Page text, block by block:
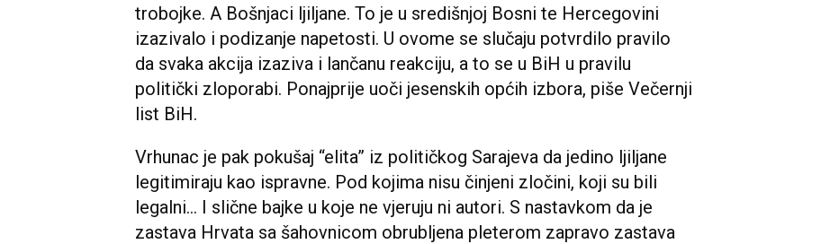
trobojke. A Bošnjaci ljiljane. To je u središnjoj Bosni te Hercegovini
izazivalo i podizanje napetosti. U ovome se slučaju potvrdilo pravilo
da svaka akcija izaziva i lančanu reakciju, a to se u BiH u pravilu
politički zloporabi. Ponajprije uoči jesenskih općih izbora, piše Večernji
list BiH.
Vrhunac je pak pokušaj “elita” iz političkog Sarajeva da jedino ljiljane
legitimiraju kao ispravne. Pod kojima nisu činjeni zločini, koji su bili
legalni... I slične bajke u koje ne vjeruju ni autori. S nastavkom da je
zastava Hrvata sa šahovnicom obrubljena pleterom zapravo zastava